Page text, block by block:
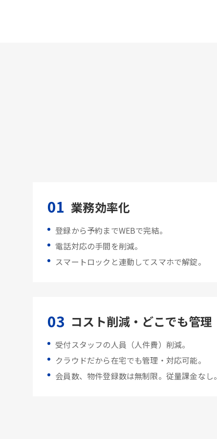
01 業務効率化
登録から予約までWEBで完結。
電話対応の手間を削減。
スマートロックと連動してスマホで解錠。
03 コスト削減・どこでも管理
受付スタッフの人員（人件費）削減。
クラウドだから在宅でも管理・対応可能。
会員数、物件登録数は無制限。従量課金なし。